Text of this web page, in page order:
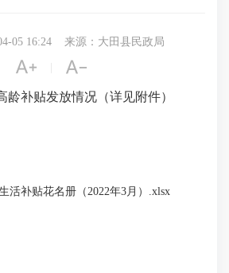
05 16:24 来源：大田县民政局
 
龄补贴发放情况（详见附件）
活补贴花名册（2022年3月）.xlsx